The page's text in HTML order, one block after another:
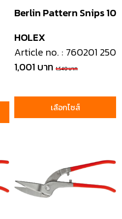
HOLEX
Berlin Pattern Snips 10
Article no. : 760201 250
1,001 บาท 1,540 บาท
เลือกไซส์